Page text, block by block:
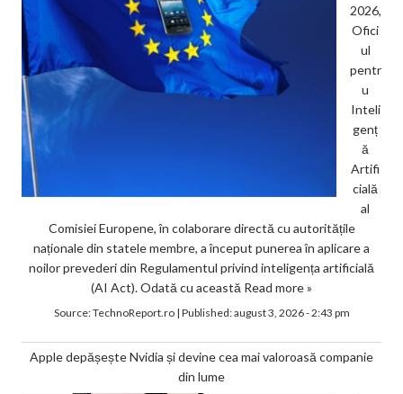
2026,
Ofici
ul
pentr
u
Inteli
genț
ă
Artifi
cială
al
Comisiei Europene, în colaborare directă cu autoritățile
naționale din statele membre, a început punerea în aplicare a
noilor prevederi din Regulamentul privind inteligența artificială
(AI Act). Odată cu această Read more »
Source:TechnoReport.ro| Published:august 3, 2026 - 2:43 pm
Apple depășește Nvidia și devine cea mai valoroasă companie
din lume